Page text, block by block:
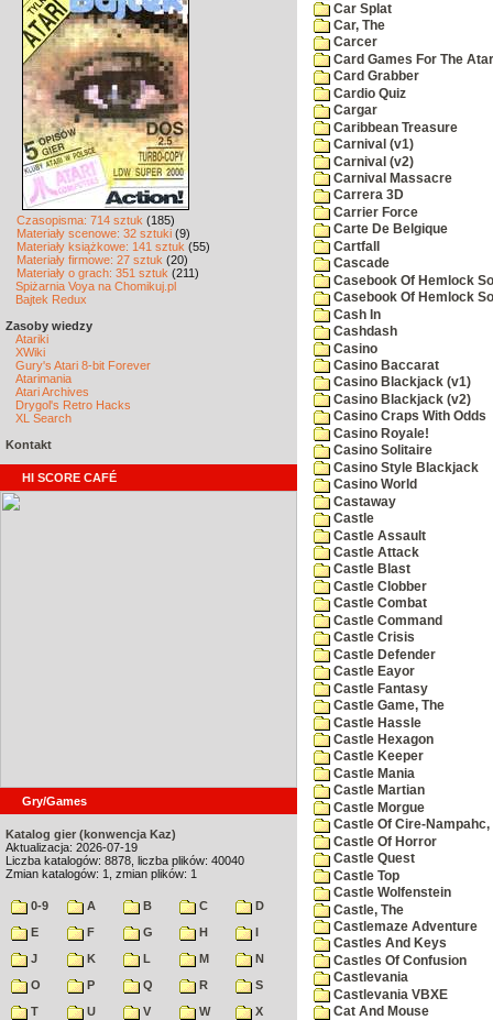
Czasopisma: 714 sztuk (185)
Materiały scenowe: 32 sztuki (9)
Materiały książkowe: 141 sztuk (55)
Materiały firmowe: 27 sztuk (20)
Materiały o grach: 351 sztuk (211)
Spiżarnia Voya na Chomikuj.pl
Bajtek Redux
Zasoby wiedzy
Atariki
XWiki
Gury's Atari 8-bit Forever
Atarimania
Atari Archives
Drygol's Retro Hacks
XL Search
Kontakt
HI SCORE CAFÉ
Gry/Games
Katalog gier (konwencja Kaz)
Aktualizacja: 2026-07-19
Liczba katalogów: 8878, liczba plików: 40040
Zmian katalogów: 1, zmian plików: 1
0-9 A B C
D
E
F G H
I
J
K L M
N
O
P Q R
S
T
U V W
X
Car Splat
Car, The
Carcer
Card Games For The
Card Grabber
Cardio Quiz
Cargar
Caribbean Treasure
Carnival (v1)
Carnival (v2)
Carnival Massacre
Carrera 3D
Carrier Force
Carte De Belgique
Cartfall
Cascade
Casebook Of Hemlock
Casebook Of Hemlock
Cash In
Cashdash
Casino
Casino Baccarat
Casino Blackjack (v1)
Casino Blackjack (v2)
Casino Craps With Odds
Casino Royale!
Casino Solitaire
Casino Style Blackjack
Casino World
Castaway
Castle
Castle Assault
Castle Attack
Castle Blast
Castle Clobber
Castle Combat
Castle Command
Castle Crisis
Castle Defender
Castle Eayor
Castle Fantasy
Castle Game, The
Castle Hassle
Castle Hexagon
Castle Keeper
Castle Mania
Castle Martian
Castle Morgue
Castle Of Cire-Nampahc,
Castle Of Horror
Castle Quest
Castle Top
Castle Wolfenstein
Castle, The
Castlemaze Adventure
Castles And Keys
Castles Of Confusion
Castlevania
Castlevania VBXE
Cat And Mouse